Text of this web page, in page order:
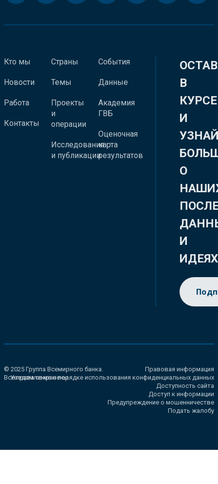
Кто мы
Новости
Работа
Контакты
Страны
Темы
Проекты
и
операции
Исследования
и публикации
События
Данные
Академия
ГВБ
Оценочная
карта
результатов
В
КУРСЕ
И
О
И
ИДЕЯХ
© 2025 Группа Всемирного банка.
Все права сохранены.
Правовая информация
Уведомление о порядке использования конфиденциальных данных
Доступность сайта
Доступ к информации
Предупреждение о мошенничестве
Подать жалобу